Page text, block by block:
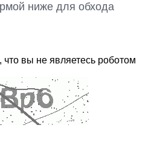
ниже для обхода
вы не являетесь роботом